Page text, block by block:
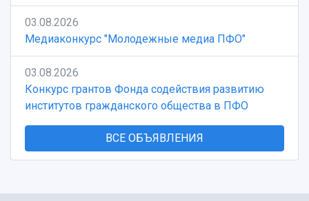
03.08.2026
Медиаконкурс "Молодежные медиа ПФО"
03.08.2026
Конкурс грантов Фонда содействия развитию
институтов гражданского общества в ПФО
ВСЕ ОБЪЯВЛЕНИЯ